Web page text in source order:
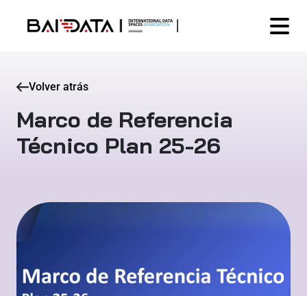
Volver atrás
Marco de Referencia
Técnico Plan 25-26